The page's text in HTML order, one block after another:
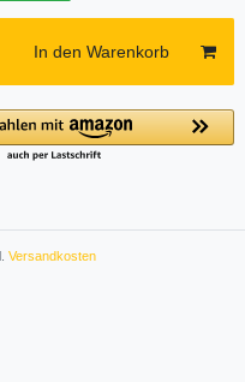
In den Warenkorb
Versandkosten